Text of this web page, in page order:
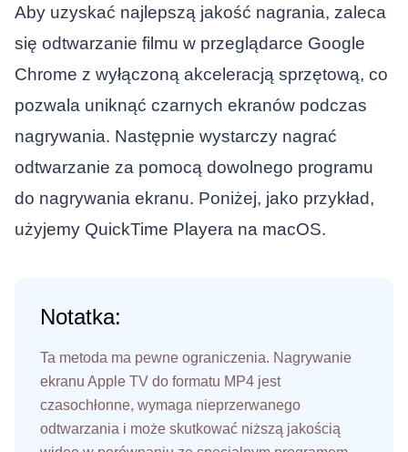
Aby uzyskać najlepszą jakość nagrania, zaleca
się odtwarzanie filmu w przeglądarce Google
Chrome z wyłączoną akceleracją sprzętową, co
pozwala uniknąć czarnych ekranów podczas
nagrywania. Następnie wystarczy nagrać
odtwarzanie za pomocą dowolnego programu
do nagrywania ekranu. Poniżej, jako przykład,
użyjemy QuickTime Playera na macOS.
Notatka:
Ta metoda ma pewne ograniczenia. Nagrywanie
ekranu Apple TV do formatu MP4 jest
czasochłonne, wymaga nieprzerwanego
odtwarzania i może skutkować niższą jakością